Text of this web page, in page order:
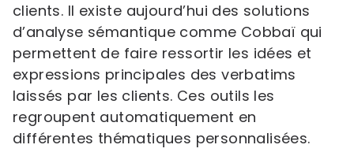
clients. Il existe aujourd’hui des solutions
d’analyse sémantique comme Cobbaï qui
permettent de faire ressortir les idées et
expressions principales des verbatims
laissés par les clients. Ces outils les
regroupent automatiquement en
différentes thématiques personnalisées.